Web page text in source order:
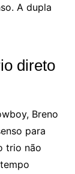
A dupla
direto
Breno
para
trio não